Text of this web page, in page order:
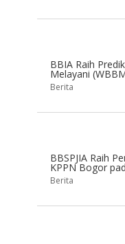
BBIA Raih
Melayani
Berita
BBSPJIA Raih
KPPN Bogor
Berita